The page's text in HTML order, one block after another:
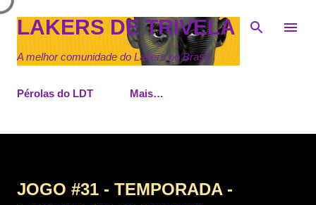
Pular para o conteúdo principal
LAKERS DE TRIVELA
A melhor comunidade do Lakers no Brasil
Pérolas do LDT Mais…
JOGO #31 - TEMPORADA -